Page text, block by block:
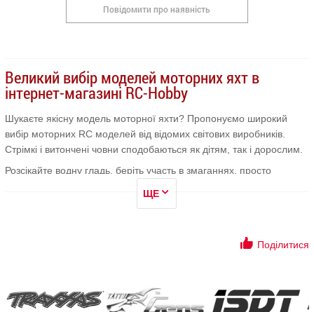
Повідомити про наявність
Великий вибір моделей моторних яхт в
інтернет-магазині RC-Hobby
Шукаєте якісну модель моторної яхти? Пропонуємо широкий
вибір моторних RC моделей від відомих світових виробників.
Стрімкі і витончені човни сподобаються як дітям, так і дорослим.
Розсікайте водну гладь, беріть участь в змаганнях, просто
— це шанс стати капітаном. А для любителів "ловити вітер" —
гарантований обмін або повернення товару протягом 14
днів при дотриманні встановлених умов;
ЩЕ
Поділитися